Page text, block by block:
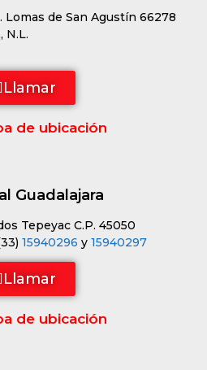
Lomas de San Agustín 66278
N.L.
Llamar
de ubicación
Guadalajara
Tepeyac C.P. 45050
15940296 y 15940297
Llamar
de ubicación